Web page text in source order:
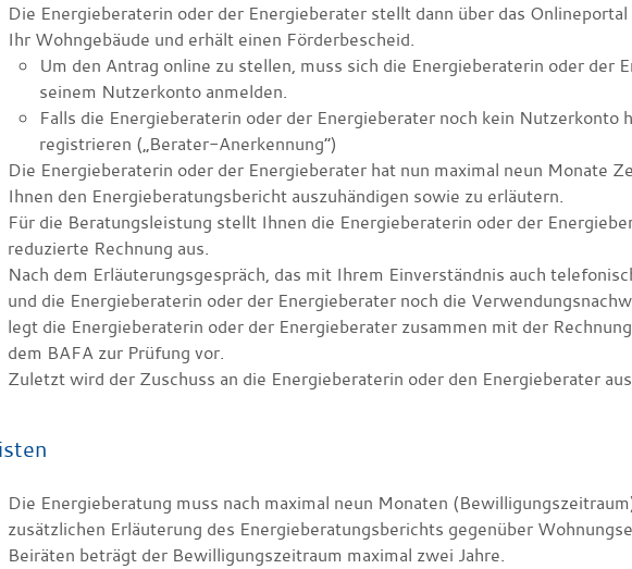
Die Energieberaterin oder der Energieberater stellt dann über das
Ihr Wohngebäude und erhält einen Förderbescheid.
Um den Antrag online zu stellen, muss sich die Energieberaterin oder der
seinem Nutzerkonto anmelden.
Falls die Energieberaterin oder der Energieberater noch kein Nutzerkonto
registrieren („Berater-Anerkennung“)
Die Energieberaterin oder der Energieberater hat nun maximal neun Monate
Ihnen den Energieberatungsbericht auszuhändigen sowie zu erläutern.
Für die Beratungsleistung stellt Ihnen die Energieberaterin oder der
reduzierte Rechnung aus.
Nach dem Erläuterungsgespräch, das mit Ihrem Einverständnis auch
und die Energieberaterin oder der Energieberater noch die
legt die Energieberaterin oder der Energieberater zusammen mit der
dem BAFA zur Prüfung vor.
Zuletzt wird der Zuschuss an die Energieberaterin oder den Energieberater
Die Energieberatung muss nach maximal neun Monaten
zusätzlichen Erläuterung des Energieberatungsberichts gegenüber
Beiräten beträgt der Bewilligungszeitraum maximal zwei Jahre.